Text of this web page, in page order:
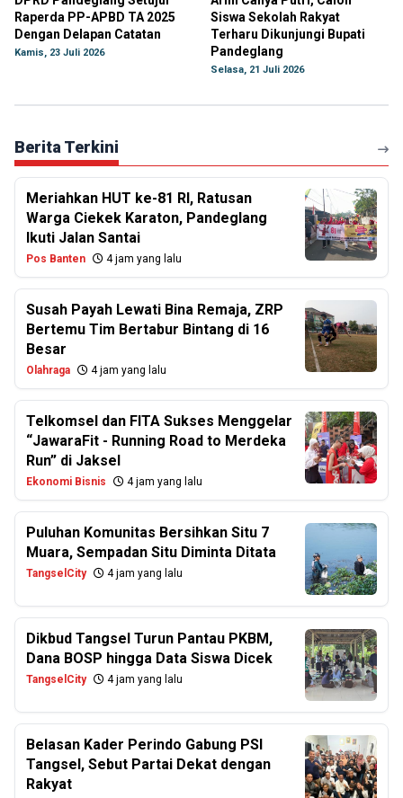
Raperda PP-APBD TA 2025
Dengan Delapan Catatan
Kamis, 23 Juli 2026
Siswa Sekolah Rakyat
Terharu Dikunjungi Bupati
Pandeglang
Selasa, 21 Juli 2026
Berita Terkini
Meriahkan HUT ke-81 RI, Ratusan
Warga Ciekek Karaton, Pandeglang
Ikuti Jalan Santai
Pos Banten 4 jam yang lalu
Susah Payah Lewati Bina Remaja, ZRP
Bertemu Tim Bertabur Bintang di 16
Besar
Olahraga 4 jam yang lalu
Telkomsel dan FITA Sukses Menggelar
“JawaraFit - Running Road to Merdeka
Run” di Jaksel
Ekonomi Bisnis 4 jam yang lalu
Puluhan Komunitas Bersihkan Situ 7
Muara, Sempadan Situ Diminta Ditata
TangselCity 4 jam yang lalu
Dikbud Tangsel Turun Pantau PKBM,
Dana BOSP hingga Data Siswa Dicek
TangselCity 4 jam yang lalu
Belasan Kader Perindo Gabung PSI
Tangsel, Sebut Partai Dekat dengan
Rakyat